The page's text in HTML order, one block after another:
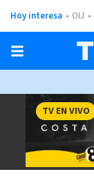
Hoy interesa OIJ
TV EN VIVO